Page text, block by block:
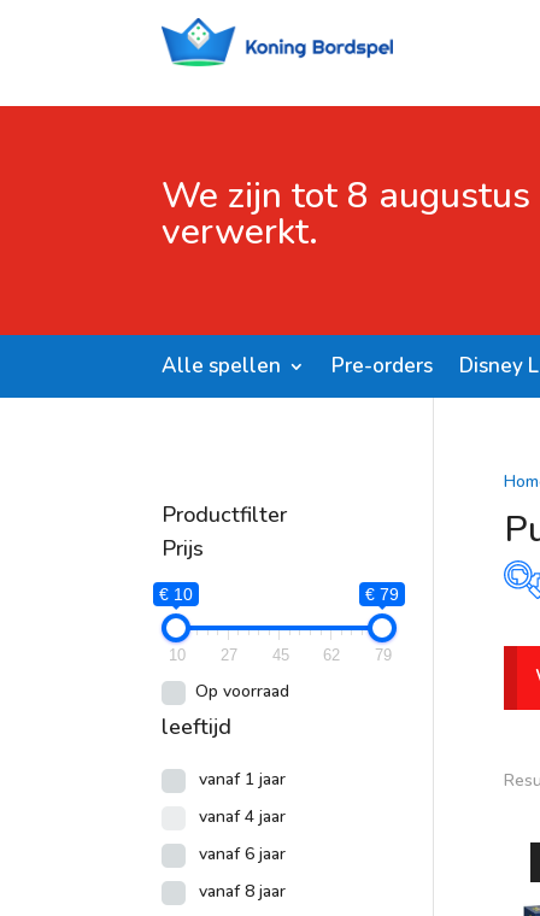
We zijn tot 8
verwerkt.
Alle spellen Pre-orders Disney
Productfilter
Prijs
€ 10 € 79
10 27 45 62 79
Op voorraad
leeftijd
vanaf 1 jaar
vanaf 4 jaar
vanaf 6 jaar
vanaf 8 jaar